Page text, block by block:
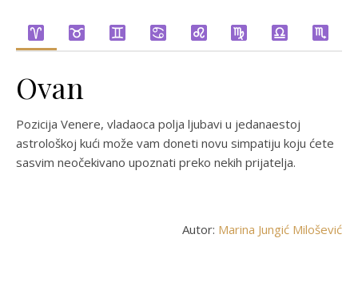
Ovan
Pozicija Venere, vladaoca polja ljubavi u jedanaestoj
astrološkoj kući može vam doneti novu simpatiju koju ćete
sasvim neočekivano upoznati preko nekih prijatelja.
Autor: Marina Jungić Milošević